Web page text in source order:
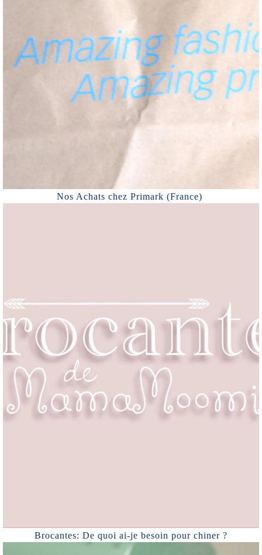
Nos Achats chez Primark (France)
Brocantes: De quoi ai-je besoin pour chiner ?